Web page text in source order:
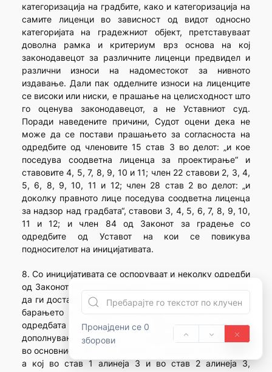
Пронајдени се 0
зборови
категоризација на градбите, како и категоризација на
самите лиценци во зависност од видот односно
категоријата на градежниот објект, претставуваат
доволна рамка и критериум врз основа на кој
законодавецот за различните лиценци предвидел и
различни износи на надоместокот за нивното
издавање. Дали пак одделните износи на лиценците
се високи или ниски, е прашање на целисходност што
го оценува законодавецот, а не Уставниот суд.
Поради наведените причини, Судот оцени дека не
може да се постави прашањето за согласноста на
одредбите од членовите 15 став 3 во делот: „и кое
поседува соодветна лиценца за проектирање“ и
ставовите 4, 5, 7, 8, 9, 10 и 11; член 22 ставови 2, 3, 4,
5, 6, 8, 9, 10, 11 и 12; член 28 став 2 во делот: „и
доколку правното лице поседува соодветна лиценца
за надзор над градбата“, ставови 3, 4, 5, 6, 7, 8, 9, 10,
11 и 12; и член 84 од Законот за градење со
одредбите од Уставот на кои се повикува
подносителот на иницијативата.
8. Со иницијативата се оспоруваат и неколку одредби
од Законот кои се однесуваат на доказите што треба
да ги достават правните лица при поднесувањето на
барањето за добивање лиценца. Станува збор за
одредбата од член 7 од Законот за измени и
дополнувања на Законот за градење, со кој всушност
во основниот текст на Законот се додава нов член 15-
а кој во став 1 алинеја 3 и во став 2 алинеја 3,